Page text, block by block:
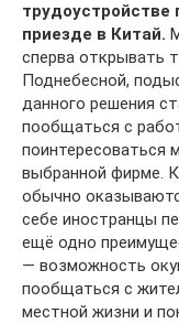
приезде в Китай.
сперва открывать
Поднебесной,
данного решения
пообщаться с
поинтересоваться
выбранной фирме.
обычно
себе иностранцы
ещё одно
— возможность
пообщаться с
местной жизни и